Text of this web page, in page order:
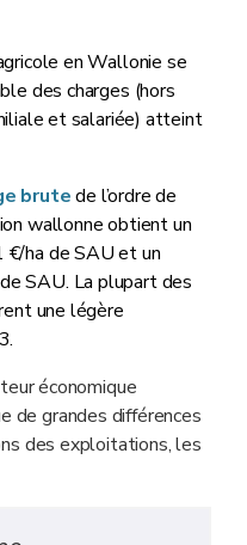
en Wallonie se
des charges (hors
et salariée) atteint
brutede l’ordre de
wallonne obtient un
ha de SAU et un
de SAU. La plupart des
une légère
économique
de grandes différences
des exploitations, les